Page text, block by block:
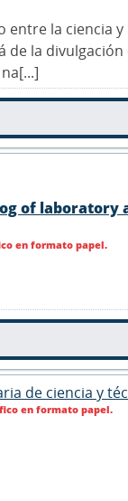
entre la ciencia
de la
of
en formato papel.
de ciencia y
en formato papel.